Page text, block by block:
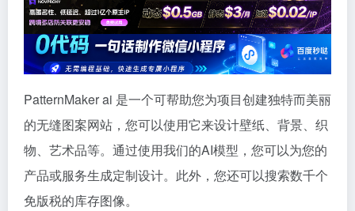
PatternMaker ai 是一个可帮助您为项目创建独特而美丽
的无缝图案网站，您可以使用它来设计壁纸、背景、织
物、艺术品等。通过使用我们的AI模型，您可以为您的
产品或服务生成定制设计。此外，您还可以搜索数千个
免版税的库存图像。